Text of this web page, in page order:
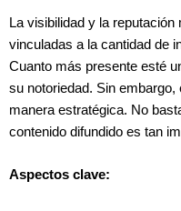
La visibilidad y la
vinculadas a la cantidad de
Cuanto más presente esté
su notoriedad. Sin
manera estratégica. No
contenido difundido es tan
Aspectos clave: